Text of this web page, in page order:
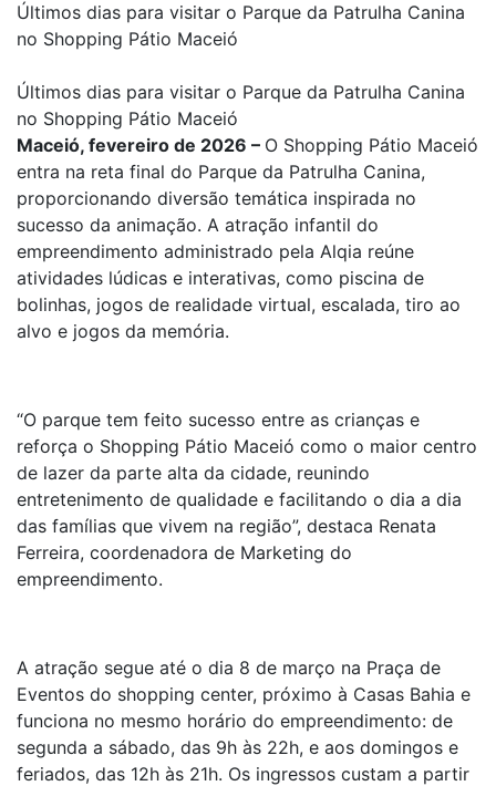
Últimos dias para visitar o Parque da Patrulha Canina
no Shopping Pátio Maceió
Últimos dias para visitar o Parque da Patrulha Canina
no Shopping Pátio Maceió
Maceió, fevereiro de 2026 – O Shopping Pátio Maceió
entra na reta final do Parque da Patrulha Canina,
proporcionando diversão temática inspirada no
sucesso da animação. A atração infantil do
empreendimento administrado pela Alqia reúne
atividades lúdicas e interativas, como piscina de
bolinhas, jogos de realidade virtual, escalada, tiro ao
alvo e jogos da memória.
“O parque tem feito sucesso entre as crianças e
reforça o Shopping Pátio Maceió como o maior centro
de lazer da parte alta da cidade, reunindo
entretenimento de qualidade e facilitando o dia a dia
das famílias que vivem na região”, destaca Renata
Ferreira, coordenadora de Marketing do
empreendimento.
A atração segue até o dia 8 de março na Praça de
Eventos do shopping center, próximo à Casas Bahia e
funciona no mesmo horário do empreendimento: de
segunda a sábado, das 9h às 22h, e aos domingos e
feriados, das 12h às 21h. Os ingressos custam a partir